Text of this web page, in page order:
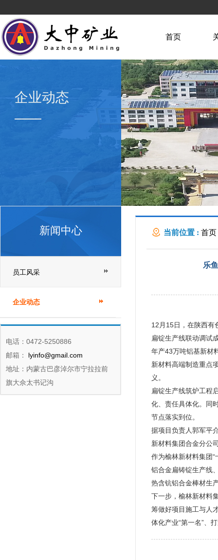
首页
企业动态
新闻中心
员工风采
企业动态
电话：0472-5250886
邮箱：
lyinfo@gmail.com
地址：内蒙古巴彦淖尔市宁拉拉前
旗大佘太书记沟
当前位置 : 首页
乐
12月15日，在陕西有
扁锭生产线联动调试
年产43万吨铝基新材
新材料高端制造重点
义。
扁锭生产线筑炉工程
化、责任具体化。同
节点落实到位。
据项目负责人郭军平
新材料集团合金分公
作为榆林新材料集团
铝合金扁铸锭生产线
热含钪铝合金棒材生
下一步，榆林新材料
筹做好项目施工与人
体化产业“第一名”、